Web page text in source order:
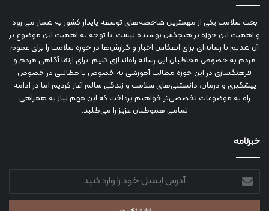
بحث سلامت یکی از مهمترین شاخصه‌های توسعه پایدار کشور به شمار می رود
و اهمیت این حوزه بر هیچکس پوشیده نیست. با توجه به اهمیت این موضوع بر
آن شدیم تا رسانه‌ای برای انعکاس اخبار و گزارش‌ها در حوزه سلامت را برای عموم
مردم به خصوص مخاطبان این رسانه راه‌اندازی کنیم. برای ارتقا آگاهی مردم و
فرهنگسازی در این حوزه مطالب آموزشی به خصوص با مطالبی در خصوص
پیشگیری و درمان، دانستنی‌های سلامت و زندگی سالم آغاز کردیم اما در ادامه
راه به موضوعات تخصصی‌تر خواهیم پرداخت که این مهم نیاز به همراهی
تمامی هموطنان عزیز را می‌طلبد.
خبرنامه
آدرس
ایمیل
خود